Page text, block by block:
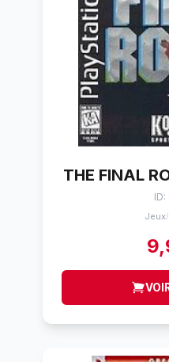
THE FINAL
Jeux/